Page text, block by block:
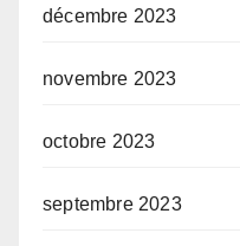
décembre 2023
novembre 2023
octobre 2023
septembre 2023